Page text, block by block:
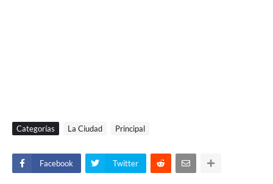
Categorías La Ciudad Principal
Facebook Twitter